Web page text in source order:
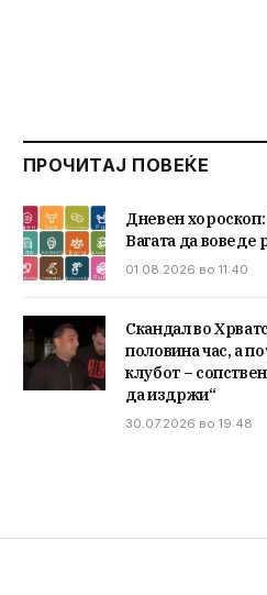
ПРОЧИТАЈ ПОВЕЌЕ
Дневен
Вагата да воведе
01.08.2026 во 11:40
Скандал во
половина час, а
клубот –
да издржи“
30.07.2026 во 19:48